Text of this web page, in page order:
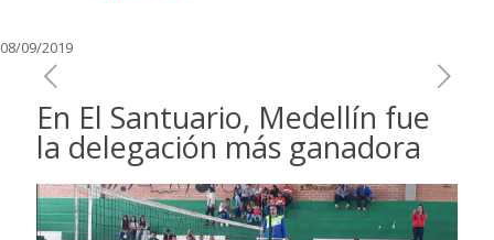
08/09/2019
En El Santuario, Medellín fue
la delegación más ganadora